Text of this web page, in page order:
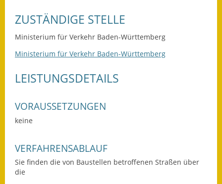
Landesstraße
Kreisstraße
Ausweichfahrplan
Rathaus
ZUSTÄNDIGE STELLE
Ministerium für Verkehr Baden-Württemberg
Ministerium für Verkehr Baden-Württemberg
LEISTUNGSDETAILS
VORAUSSETZUNGEN
keine
VERFAHRENSABLAUF
Sie finden die von Baustellen betroffenen Straßen über
die